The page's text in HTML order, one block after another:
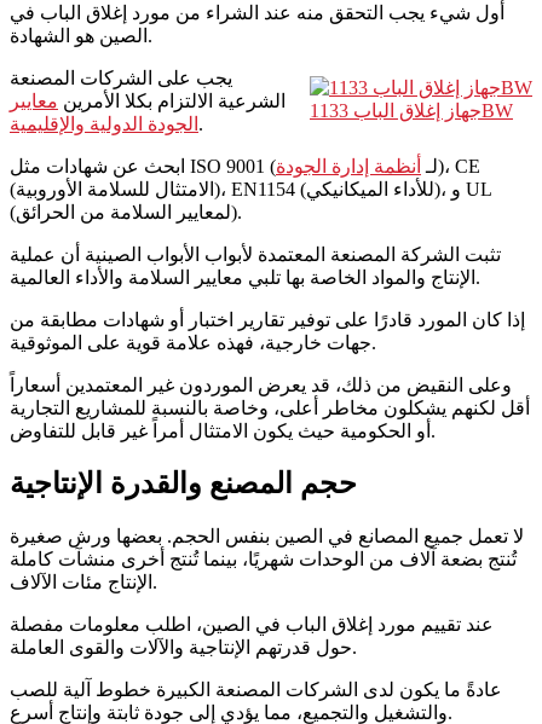
أول شيء يجب التحقق منه عند الشراء من مورد إغلاق الباب في
الصين هو الشهادة.
جهاز إغلاق الباب 1133BW
يجب على الشركات المصنعة
الشرعية الالتزام بكلا الأمرين معايير
الجودة الدولية والإقليمية .
ابحث عن شهادات مثل ISO 9001 (لـ أنظمة إدارة الجودة
)، CE
(الامتثال للسلامة الأوروبية)، EN1154 (للأداء الميكانيكي)، و UL
(لمعايير السلامة من الحرائق).
تثبت الشركة المصنعة المعتمدة لأبواب الأبواب الصينية أن عملية
الإنتاج والمواد الخاصة بها تلبي معايير السلامة والأداء العالمية.
إذا كان المورد قادرًا على توفير تقارير اختبار أو شهادات مطابقة من
جهات خارجية، فهذه علامة قوية على الموثوقية.
وعلى النقيض من ذلك، قد يعرض الموردون غير المعتمدين أسعاراً
أقل لكنهم يشكلون مخاطر أعلى، وخاصة بالنسبة للمشاريع التجارية
أو الحكومية حيث يكون الامتثال أمراً غير قابل للتفاوض.
حجم المصنع والقدرة الإنتاجية
لا تعمل جميع المصانع في الصين بنفس الحجم. بعضها ورش صغيرة
تُنتج بضعة آلاف من الوحدات شهريًا، بينما تُنتج أخرى منشآت كاملة
الإنتاج مئات الآلاف.
عند تقييم مورد إغلاق الباب في الصين، اطلب معلومات مفصلة
حول قدرتهم الإنتاجية والآلات والقوى العاملة.
عادةً ما يكون لدى الشركات المصنعة الكبيرة خطوط آلية للصب
والتشغيل والتجميع، مما يؤدي إلى جودة ثابتة وإنتاج أسرع.